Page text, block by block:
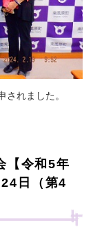
れました。
【令和5年
日（第4